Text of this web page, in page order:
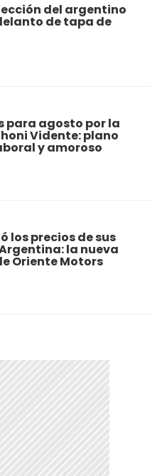
del argentino
de tapa de
para agosto por la
Vidente: plano
y amoroso
los precios de sus
la nueva
Oriente Motors